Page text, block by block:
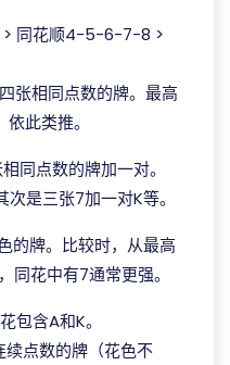
同花顺4-5-6-7-8 >
张相同点数的牌。最高
此类推。
同点数的牌加一对。
次是三张7加一对K等。
的牌。比较时，从最高
同花中有7通常更强。
包含A和K。
续点数的牌（花色不